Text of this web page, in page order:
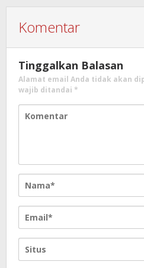
Komentar
Tinggalkan Balasan
Alamat email Anda tidak akan
wajib ditandai *